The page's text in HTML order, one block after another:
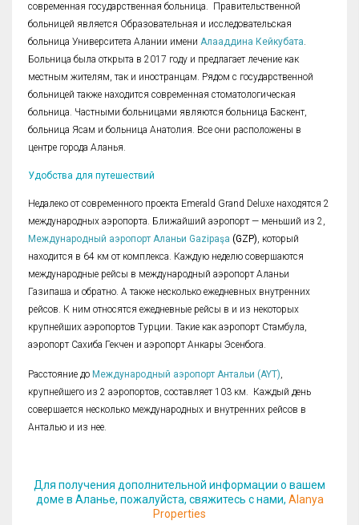
современная государственная больница. Правительственной
больницей является Образовательная и исследовательская
больница Университета Алании имени Алаaддина Кейкубата.
Больница была открыта в 2017 году и предлагает лечение как
местным жителям, так и иностранцам. Рядом с государственной
больницей также находится современная стоматологическая
больница. Частными больницами являются больница Баскент,
больница Ясам и больница Анатолия. Все они расположены в
центре города Аланья.
Удобства для путешествий
Недалеко от современного проекта Emerald Grand Deluxe находятся 2
международных аэропорта. Ближайший аэропорт — меньший из 2,
Международный аэропорт Аланьи Gazipaşa (GZP), который
находится в 64 км от комплекса. Каждую неделю совершаются
международные рейсы в международный аэропорт Аланьи
Газипаша и обратно. А также несколько ежедневных внутренних
рейсов. К ним относятся ежедневные рейсы в и из некоторых
крупнейших аэропортов Турции. Такие как аэропорт Стамбула,
аэропорт Сахиба Гекчен и аэропорт Анкары Эсенбога.
Расстояние до Международный аэропорт Антальи (AYT),
крупнейшего из 2 аэропортов, составляет 103 км. Каждый день
совершается несколько международных и внутренних рейсов в
Анталью и из нее.
Для получения дополнительной информации о вашем
доме в Аланье, пожалуйста, свяжитесь с нами, Alanya
Properties